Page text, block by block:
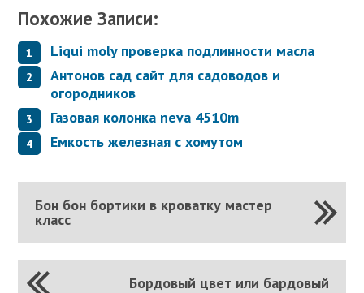
Похожие Записи:
Liqui moly проверка подлинности масла
Антонов сад сайт для садоводов и
огородников
Газовая колонка neva 4510m
Емкость железная с хомутом
Бон бон бортики в кроватку мастер
класс
Бордовый цвет или бардовый